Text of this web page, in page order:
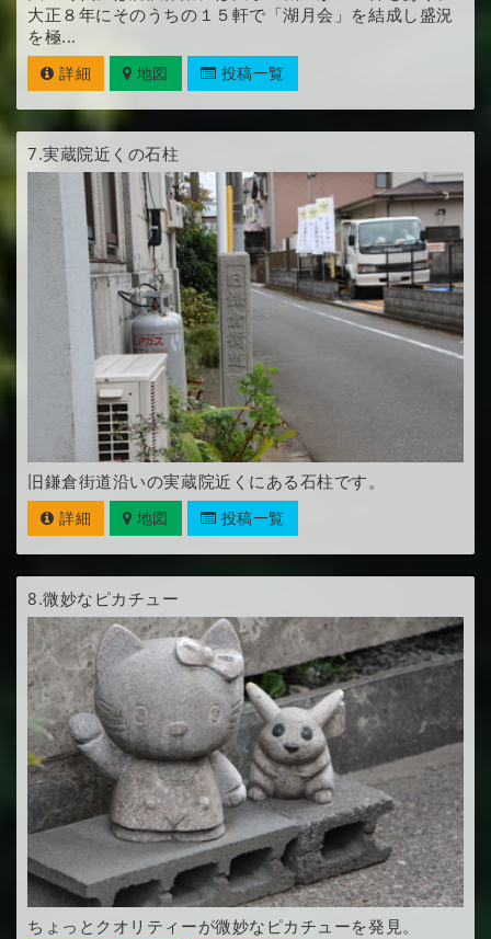
大正８年にそのうちの１５軒で「湖月会」を結成し盛況
を極...
詳細 地図 投稿一覧
7.実蔵院近くの石柱
旧鎌倉街道沿いの実蔵院近くにある石柱です。
詳細 地図 投稿一覧
8.微妙なピカチュー
ちょっとクオリティーが微妙なピカチューを発見。